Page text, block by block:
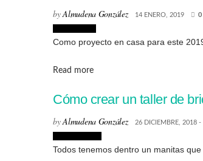
byAlmudena González 14 ENERO, 2019 0
Como proyecto en casa para este
Read moreDetails
Cómo crear un taller de
byAlmudena González 26 DICIEMBRE, 2018
Todos tenemos dentro un manitas